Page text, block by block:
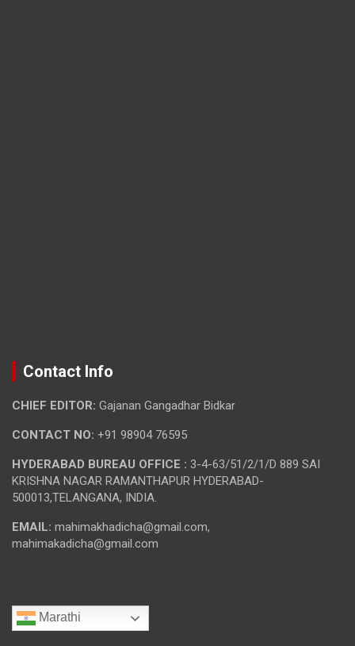
Contact Info
CHIEF EDITOR: Gajanan Gangadhar Bidkar
CONTACT NO: +91 98904 76595
HYDERABAD BUREAU OFFICE : 3-4-63/51/2/1/D 889 SAI
KRISHNA NAGAR RAMANTHAPUR HYDERABAD-
500013,TELANGANA, INDIA.
EMAIL: mahimakhadicha@gmail.com,
mahimakadicha@gmail.com
Marathi